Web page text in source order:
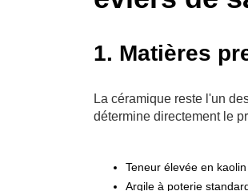
1. Matières
La céramique reste l'un
détermine directement le
Teneur élevée en
Argile à poterie